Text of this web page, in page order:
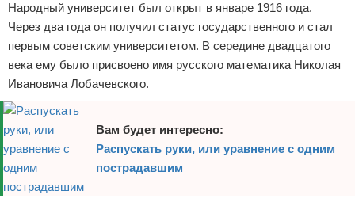
Народный университет был открыт в январе 1916 года.
Через два года он получил статус государственного и стал
первым советским университетом. В середине двадцатого
века ему было присвоено имя русского математика Николая
Ивановича Лобачевского.
Вам будет интересно:
Распускать руки, или уравнение с одним
пострадавшим